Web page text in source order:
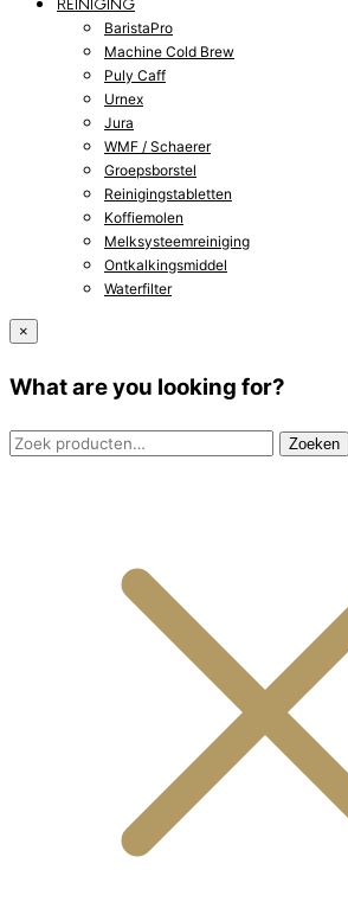
REINIGING
BaristaPro
Machine Cold Brew
Puly Caff
Urnex
Jura
WMF / Schaerer
Groepsborstel
Reinigingstabletten
Koffiemolen
Melksysteemreiniging
Ontkalkingsmiddel
Waterfilter
×
What are you looking for?
Zoeken
Zoeken